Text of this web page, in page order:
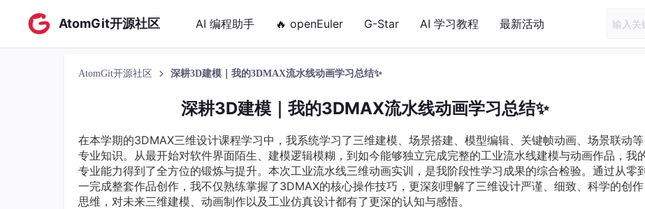
AtomGit开源社区 AI 编程助手 🔥 openEuler G-Star AI 学习教程 最新活动
AtomGit开源社区 深耕3D建模｜我的3DMAX流水线动画学习总结✨
深耕3D建模｜我的3DMAX流水线动画学习总结✨
在本学期的3DMAX三维设计课程学习中，我系统学习了三维建模、场景搭建、模型编辑、关键帧动画、场景联动等
专业知识。从最开始对软件界面陌生、建模逻辑模糊，到如今能够独立完成完整的工业流水线建模与动画作品，我
专业能力得到了全方位的锻炼与提升。本次工业流水线三维动画实训，是我阶段性学习成果的综合检验。通过从零
一完成整套作品创作，我不仅熟练掌握了3DMAX的核心操作技巧，更深刻理解了三维设计严谨、细致、科学的创作
思维，对未来三维建模、动画制作以及工业仿真设计都有了更深的认知与感悟。